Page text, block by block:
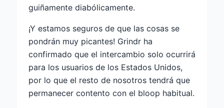
guiñamente diabólicamente.
¡Y estamos seguros de que las cosas se
pondrán muy picantes! Grindr ha
confirmado que el intercambio solo ocurrirá
para los usuarios de los Estados Unidos,
por lo que el resto de nosotros tendrá que
permanecer contento con el bloop habitual.